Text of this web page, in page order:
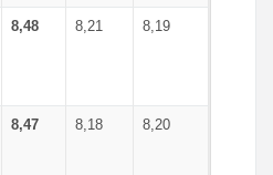
8,48 8,21 8,19
8,47 8,18 8,20